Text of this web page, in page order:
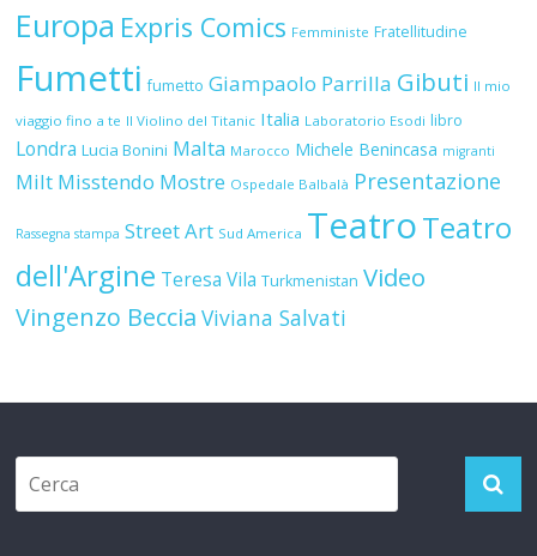
Europa Expris Comics Femministe Fratellitudine
Fumetti fumetto Giampaolo Parrilla Gibuti Il mio
viaggio fino a te Il Violino del Titanic Italia Laboratorio Esodi libro
Londra Lucia Bonini Malta Marocco Michele Benincasa migranti
Milt Misstendo Mostre Ospedale Balbalà Presentazione
Rassegna stampa Street Art Sud America TeatroTeatro
dell'Argine Teresa Vila Turkmenistan Video
Vingenzo Beccia Viviana Salvati